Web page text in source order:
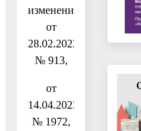
изменениями
от
28.02.2023
№ 913,
от
14.04.2023
№ 1972,